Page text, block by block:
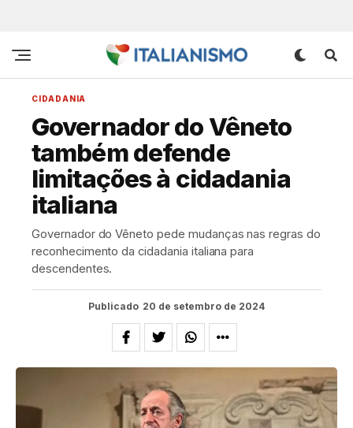
CIDADANIA
Governador do Vêneto
também defende
limitações à cidadania
italiana
Governador do Vêneto pede mudanças nas regras do
reconhecimento da cidadania italiana para
descendentes.
Publicado 20 de setembro de 2024